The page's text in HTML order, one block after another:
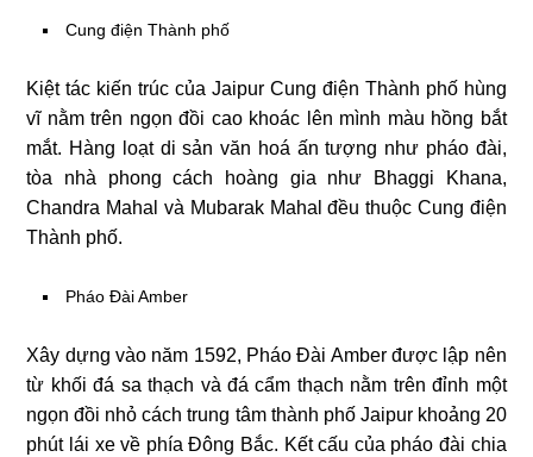
Cung điện Thành phố
Kiệt tác kiến trúc của Jaipur Cung điện Thành phố hùng
vĩ nằm trên ngọn đồi cao khoác lên mình màu hồng bắt
mắt. Hàng loạt di sản văn hoá ấn tượng như pháo đài,
tòa nhà phong cách hoàng gia như Bhaggi Khana,
Chandra Mahal và Mubarak Mahal đều thuộc Cung điện
Thành phố.
Pháo Đài Amber
Xây dựng vào năm 1592, Pháo Đài Amber được lập nên
từ khối đá sa thạch và đá cẩm thạch nằm trên đỉnh một
ngọn đồi nhỏ cách trung tâm thành phố Jaipur khoảng 20
phút lái xe về phía Đông Bắc. Kết cấu của pháo đài chia